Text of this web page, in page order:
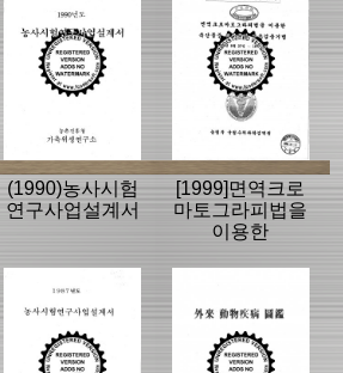
(1990)농사시험
연구사업설계서
[1999]면역크로
마토그라피법을
이용한